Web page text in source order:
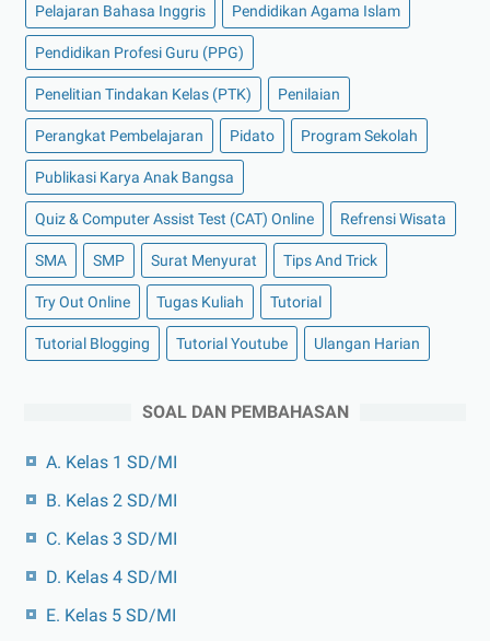
Pelajaran Bahasa Inggris Pendidikan Agama Islam
Pendidikan Profesi Guru (PPG)
Penelitian Tindakan Kelas (PTK) Penilaian
Perangkat Pembelajaran Pidato Program Sekolah
Publikasi Karya Anak Bangsa
Quiz & Computer Assist Test (CAT) Online Refrensi Wisata
SMA SMP Surat Menyurat Tips And Trick
Try Out Online Tugas Kuliah Tutorial
Tutorial Blogging Tutorial Youtube Ulangan Harian
SOAL DAN PEMBAHASAN
A. Kelas 1 SD/MI
B. Kelas 2 SD/MI
C. Kelas 3 SD/MI
D. Kelas 4 SD/MI
E. Kelas 5 SD/MI